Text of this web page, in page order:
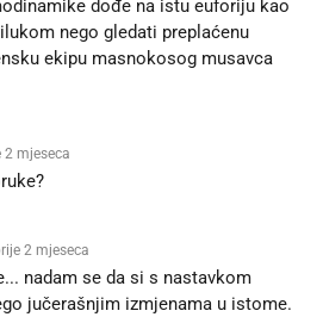
dođe na istu euforiju kao
nego gledati preplaćenu
ekipu masnokosog musavca
2 mjeseca
2 mjeseca
nadam se da si s nastavkom
jučerašnjim izmjenama u istome.